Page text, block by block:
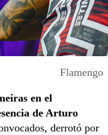
Flamengo
en el
de Arturo
derrotó por